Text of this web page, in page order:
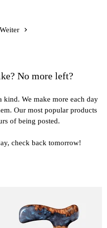
Weiter
No more left?
We make more each day
Our most popular products
of being posted.
check back tomorrow!